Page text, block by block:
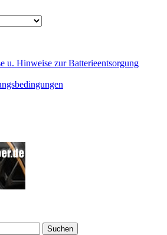
u. Hinweise zur Batterieentsorgung
Suchen